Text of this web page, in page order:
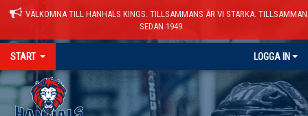
VÄLKOMNA TILL HANHALS KINGS. TILLSAMMANS ÄR VI STARKA.
SEDAN 1949
START LOGGA IN